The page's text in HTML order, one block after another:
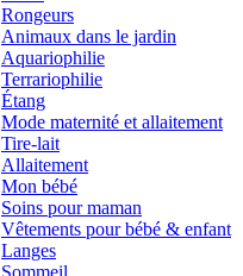
Rongeurs
Animaux dans le jardin
Aquariophilie
Terrariophilie
Étang
Mode maternité et allaitement
Tire-lait
Allaitement
Mon bébé
Soins pour maman
Vêtements pour bébé & enfant
Langes
Sommeil